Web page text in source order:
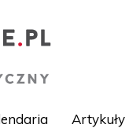
Artykuły